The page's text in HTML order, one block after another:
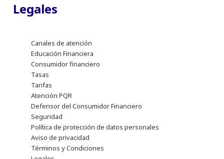
Legales
Canales de atención
Educación Financiera
Consumidor financiero
Tasas
Tarifas
Atención PQR
Defensor del Consumidor Financiero
Seguridad
Política de protección de datos personales
Aviso de privacidad
Términos y Condiciones